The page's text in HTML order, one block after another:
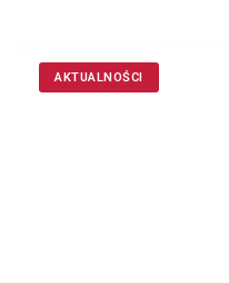
AKTUALNOŚCI